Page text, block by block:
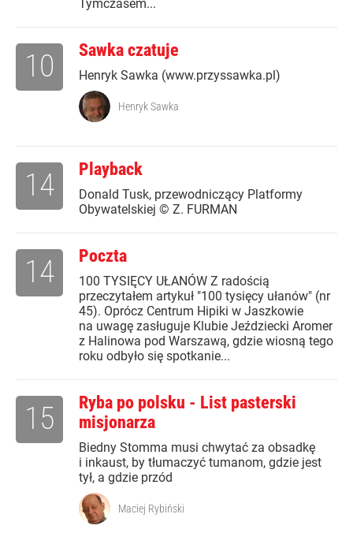
Tymczasem...
Sawka czatuje
Henryk Sawka (www.przyssawka.pl)
10
Henryk Sawka
Playback
Donald Tusk, przewodniczący Platformy
Obywatelskiej © Z. FURMAN
14
Poczta
100 TYSIĘCY UŁANÓW Z radością
przeczytałem artykuł "100 tysięcy ułanów" (nr
45). Oprócz Centrum Hipiki w Jaszkowie
na uwagę zasługuje Klubie Jeździecki Aromer
z Halinowa pod Warszawą, gdzie wiosną tego
roku odbyło się spotkanie...
14
Ryba po polsku - List pasterski
misjonarza
Biedny Stomma musi chwytać za obsadkę
i inkaust, by tłumaczyć tumanom, gdzie jest
tył, a gdzie przód
15
Maciej Rybiński